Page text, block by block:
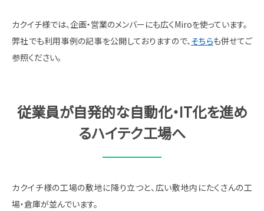
カクイチ様では、企画・営業のメンバーにも広くMiroを使っています。
弊社でも利用事例の記事を公開しておりますので、そちらも併せてご
参照ください。
従業員が自発的な自動化・IT化を進め
るハイテク工場へ
カクイチ様の工場の敷地に降り立つと、広い敷地内にたくさんの工
場・倉庫が並んでいます。